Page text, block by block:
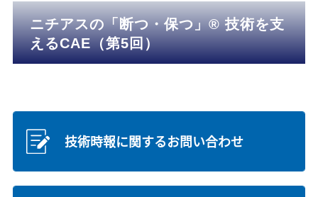
ニチアスの「断つ・保つ」® 技術を支
えるCAE（第5回）
技術時報に関するお問い合わせ